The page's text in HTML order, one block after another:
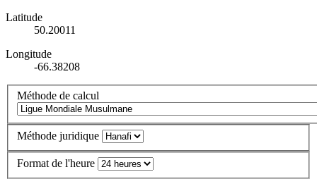
Latitude
50.20011
Longitude
-66.38208
Méthode de calcul
Méthode juridique
Format de l'heure